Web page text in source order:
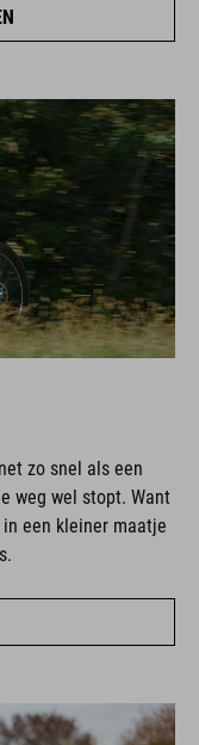
zo snel als een
weg wel stopt. Want
een kleiner maatje